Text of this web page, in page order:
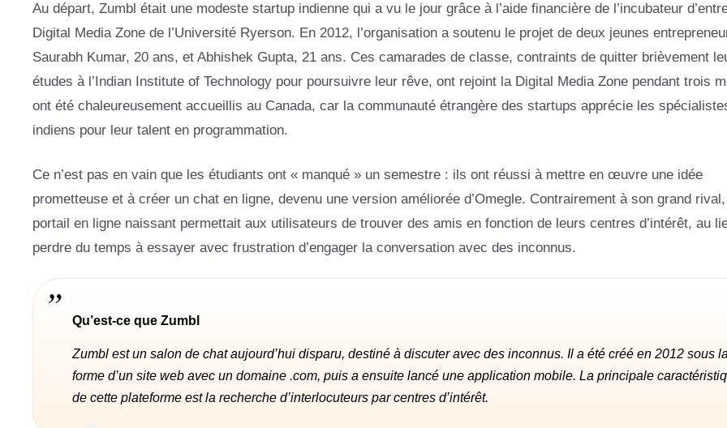
Au départ, Zumbl était une modeste startup indienne qui a vu le jour grâce à l’aide financière de l’incubateur
Digital Media Zone de l’Université Ryerson. En 2012, l’organisation a soutenu le projet de deux jeunes
Saurabh Kumar, 20 ans, et Abhishek Gupta, 21 ans. Ces camarades de classe, contraints de quitter brièvement
études à l’Indian Institute of Technology pour poursuivre leur rêve, ont rejoint la Digital Media Zone pendant trois
ont été chaleureusement accueillis au Canada, car la communauté étrangère des startups apprécie les
indiens pour leur talent en programmation.
Ce n’est pas en vain que les étudiants ont « manqué » un semestre : ils ont réussi à mettre en œuvre une idée
prometteuse et à créer un chat en ligne, devenu une version améliorée d’Omegle. Contrairement à son grand
portail en ligne naissant permettait aux utilisateurs de trouver des amis en fonction de leurs centres d’intérêt, au
perdre du temps à essayer avec frustration d’engager la conversation avec des inconnus.
Qu’est-ce que Zumbl
Zumbl est un salon de chat aujourd’hui disparu, destiné à discuter avec des inconnus. Il a été créé en 2012 sous la
forme d’un site web avec un domaine .com, puis a ensuite lancé une application mobile. La principale
de cette plateforme est la recherche d’interlocuteurs par centres d’intérêt.